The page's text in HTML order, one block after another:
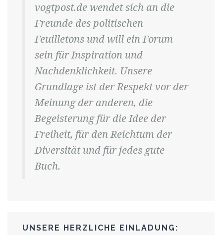
vogtpost.de wendet sich an die
Freunde des politischen
Feuilletons und will ein Forum
sein für Inspiration und
Nachdenklichkeit. Unsere
Grundlage ist der Respekt vor der
Meinung der anderen, die
Begeisterung für die Idee der
Freiheit, für den Reichtum der
Diversität und für jedes gute
Buch.
UNSERE HERZLICHE EINLADUNG: